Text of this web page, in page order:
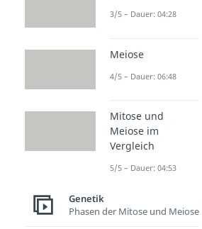
3/5 – Dauer: 04:28
Meiose
4/5 – Dauer: 06:48
Mitose und
Meiose im
Vergleich
5/5 – Dauer: 04:53
Genetik
Phasen der Mitose und Meiose